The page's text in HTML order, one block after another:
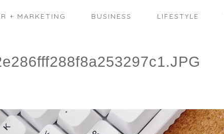
+ MARKETING BUSINESS LIFESTYLE